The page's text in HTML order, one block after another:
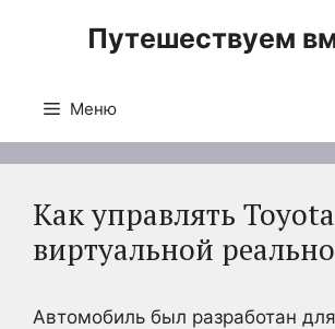
Путешествуем
Меню
Как управлять
виртуальной
Автомобиль был разработан для